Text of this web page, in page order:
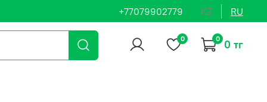
+77079902779 KZ RU
0 0 0 тг